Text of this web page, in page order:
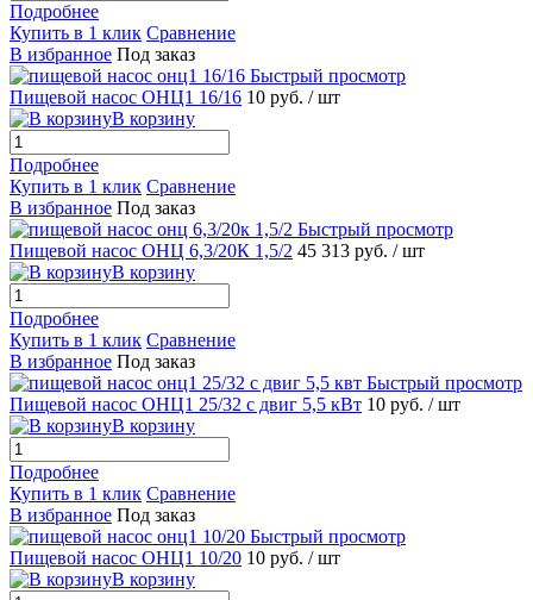
Подробнее
Купить в 1 клик Сравнение
В избранное Под заказ
Быстрый просмотр
Пищевой насос ОНЦ1 16/16 10 руб. / шт
В корзину
Подробнее
Купить в 1 клик Сравнение
В избранное Под заказ
Быстрый просмотр
Пищевой насос ОНЦ 6,3/20К 1,5/2 45 313 руб. / шт
В корзину
Подробнее
Купить в 1 клик Сравнение
В избранное Под заказ
Быстрый просмотр
Пищевой насос ОНЦ1 25/32 с двиг 5,5 кВт 10 руб. / шт
В корзину
Подробнее
Купить в 1 клик Сравнение
В избранное Под заказ
Быстрый просмотр
Пищевой насос ОНЦ1 10/20 10 руб. / шт
В корзину